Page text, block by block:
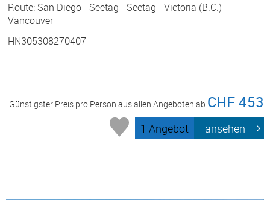
Route: San Diego - Seetag - Seetag - Victoria (B.C.) -
Vancouver
HN305308270407
Günstigster Preis pro Person aus allen Angeboten ab CHF 453
1 Angebot ansehen